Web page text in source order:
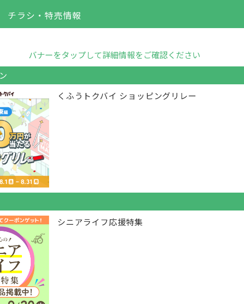
チラシ・特売情報
バナーをタップして詳細情報をご確認ください
くふうトクバイ ショッピングリレー
シニアライフ応援特集